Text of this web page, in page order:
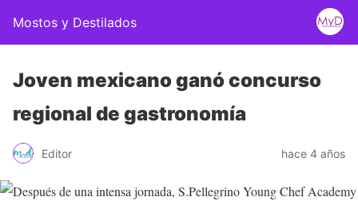
Mostos y Destilados
Joven mexicano ganó concurso
regional de gastronomía
Editor hace 4 años